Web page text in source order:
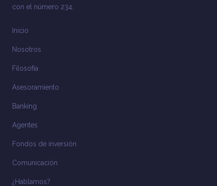
con el número 234.
Inicio
Nosotros
Filosofía
Asesoramiento
Banking
Agentes
Fondos de inversión
Comunicación
¿Hablamos?